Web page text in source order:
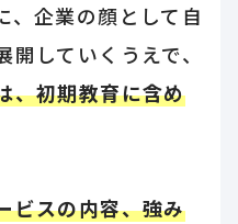
、企業の顔として自
していくうえで、
、初期教育に含め
ビスの内容、強み